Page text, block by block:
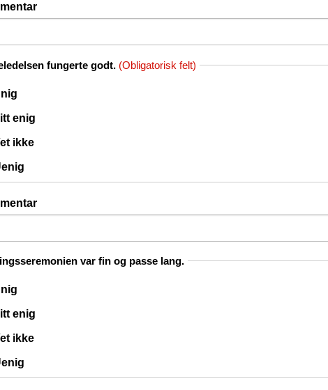
fungerte godt. (Obligatorisk felt)
enig
ikke
var fin og passe lang.
enig
ikke